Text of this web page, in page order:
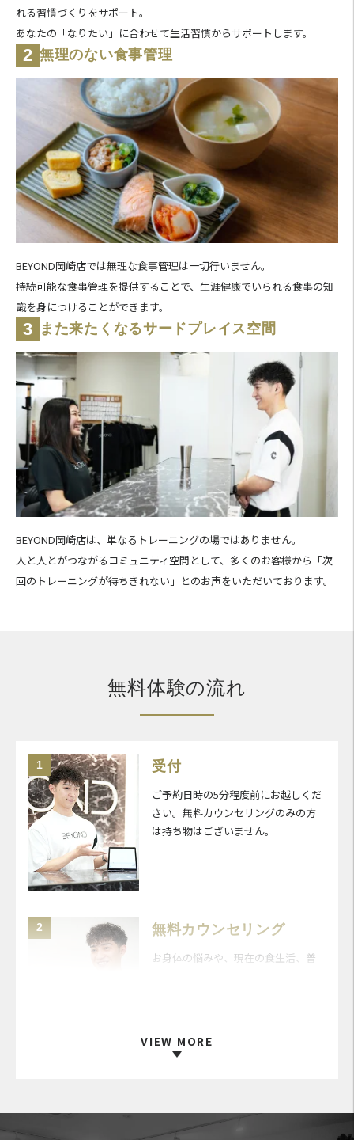
れる習慣づくりをサポート。
あなたの「なりたい」に合わせて生活習慣からサポートします。
2 無理のない食事管理
BEYOND岡崎店では無理な食事管理は一切行いません。
持続可能な食事管理を提供することで、生涯健康でいられる食事の知
識を身につけることができます。
3 また来たくなるサードプレイス空間
BEYOND岡崎店は、単なるトレーニングの場ではありません。
人と人とがつながるコミュニティ空間として、多くのお客様から「次
回のトレーニングが待ちきれない」とのお声をいただいております。
無料体験の流れ
1 受付
ご予約日時の5分程度前にお越しくだ
さい。無料カウンセリングのみの方
は持ち物はございません。
2 無料カウンセリング
お身体の悩みや、現在の食生活、普
VIEW MORE